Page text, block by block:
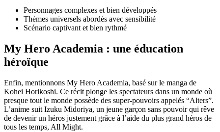
Personnages complexes et bien développés
Thèmes universels abordés avec sensibilité
Scénario captivant et bien rythmé
My Hero Academia : une éducation
héroïque
Enfin, mentionnons My Hero Academia, basé sur le manga de
Kohei Horikoshi. Ce récit plonge les spectateurs dans un monde où
presque tout le monde possède des super-pouvoirs appelés “Alters”.
L’anime suit Izuku Midoriya, un jeune garçon sans pouvoir qui rêve
de devenir un héros justement grâce à l’aide du plus grand héros de
tous les temps, All Might.